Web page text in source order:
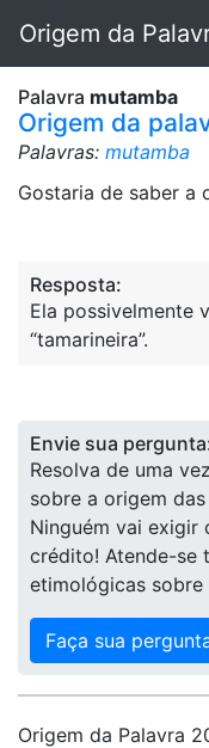
Origem da
Palavra mutamba
Origem da
Palavras: mutamba
Gostaria de saber a
Resposta:
Ela possivelmente
“tamarineira”.
Envie sua
Resolva de uma
sobre a origem
Ninguém vai exigir
crédito! Atende-se
etimológicas sobre
Faça sua
Origem da Palavra